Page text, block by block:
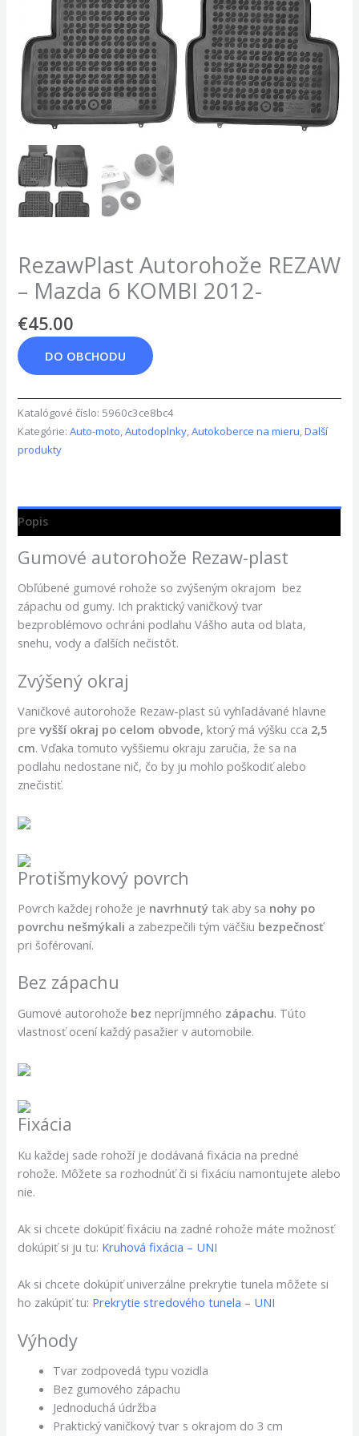
RezawPlast Autorohože REZAW
– Mazda 6 KOMBI 2012-
€45.00
DO OBCHODU
Katalógové číslo: 5960c3ce8bc4
Kategórie:Auto-moto,Autodoplnky,Autokoberce na mieru,Další
produkty
Popis
Gumové autorohože Rezaw-plast
Obľúbené gumové rohože so zvýšeným okrajom bez
zápachu od gumy. Ich praktický vaničkový tvar
bezproblémovo ochráni podlahu Vášho auta od blata,
snehu, vody a ďalších nečistôt.
Zvýšený okraj
Vaničkové autorohože Rezaw-plast sú vyhľadávané hlavne
prevyšší okraj po celom obvode, ktorý má výšku cca 2,5
cm. Vďaka tomuto vyššiemu okraju zaručia, že sa na
podlahu nedostane nič, čo by ju mohlo poškodiť alebo
znečistiť.
Protišmykový povrch
Povrch každej rohože je navrhnutý tak aby sa nohy po
povrchu nešmýkali a zabezpečili tým väčšiu bezpečnosť
pri šoférovaní.
Bez zápachu
Gumové autorohože bez nepríjmného zápachu. Túto
vlastnosť ocení každý pasažier v automobile.
Fixácia
Ku každej sade rohoží je dodávaná fixácia na predné
rohože. Môžete sa rozhodnúť či si fixáciu namontujete alebo
nie.
Ak si chcete dokúpiť fixáciu na zadné rohože máte možnosť
dokúpiť si ju tu: Kruhová fixácia – UNI
Ak si chcete dokúpiť univerzálne prekrytie tunela môžete si
ho zakúpiť tu: Prekrytie stredového tunela – UNI
Výhody
Tvar zodpovedá typu vozidla
Bez gumového zápachu
Jednoduchá údržba
Praktický vaničkový tvar s okrajom do 3 cm